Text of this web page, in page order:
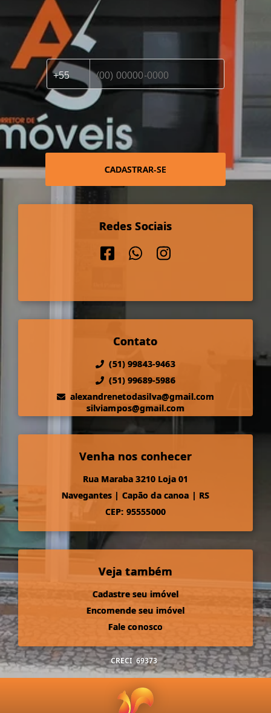
CADASTRAR-SE
Redes Sociais
Contato
(51) 99843-9463
(51) 99689-5986
alexandrenetodasilva@gmail.com
silviampos@gmail.com
Venha nos conhecer
Rua Maraba 3210 Loja 01
Navegantes | Capão da canoa | RS
CEP: 95555000
Veja também
Cadastre seu imóvel
Encomende seu imóvel
Fale conosco
CRECI 69373